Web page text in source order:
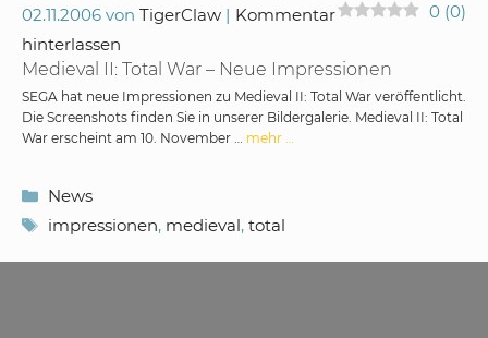
Medieval II: Total War – Neue Impressionen
02.11.2006 von TigerClaw 0 (0)
Kommentar
hinterlassen
SEGA hat neue Impressionen zu Medieval II: Total War veröffentlicht.
Die Screenshots finden Sie in unserer Bildergalerie. Medieval II: Total
War erscheint am 10. November … mehr …
Kategorien
News
Schlagwörter
impressionen, medieval, total